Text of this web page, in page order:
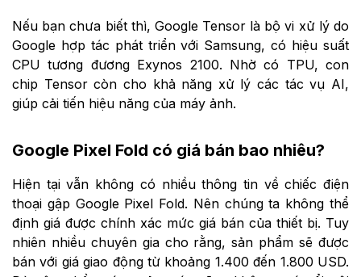
Nếu bạn chưa biết thì, Google Tensor là bộ vi xử lý do
Google hợp tác phát triển với Samsung, có hiệu suất
CPU tương đương Exynos 2100. Nhờ có TPU, con
chip Tensor còn cho khả năng xử lý các tác vụ AI,
giúp cải tiến hiệu năng của máy ảnh.
Google Pixel Fold có giá bán bao nhiêu?
Hiện tại vẫn không có nhiều thông tin về chiếc điện
thoại gập Google Pixel Fold. Nên chúng ta không thể
định giá được chính xác mức giá bán của thiết bị. Tuy
nhiên nhiều chuyên gia cho rằng, sản phẩm sẽ được
bán với giá giao động từ khoảng 1.400 đến 1.800 USD.